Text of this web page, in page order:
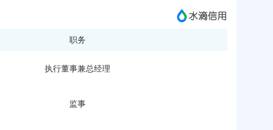
职务
执行董事兼总经理
监事